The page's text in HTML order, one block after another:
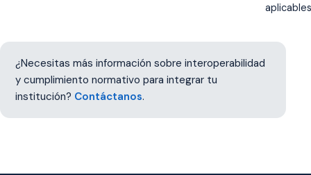
¿Necesitas más información sobre interoperabilidad
y cumplimiento normativo para integrar tu
institución? Contáctanos.